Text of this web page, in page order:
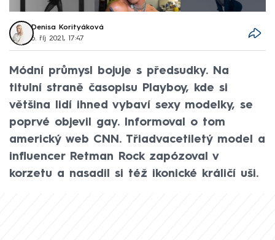
Denisa Korityáková
6. říj 2021, 17:47
Módní průmysl bojuje s předsudky. Na
titulní straně časopisu Playboy, kde si
většina lidí ihned vybaví sexy modelky, se
poprvé objevil gay. Informoval o tom
americký web CNN. Třiadvacetiletý model a
influencer Retman Rock zapózoval v
korzetu a nasadil si též ikonické králičí uši.